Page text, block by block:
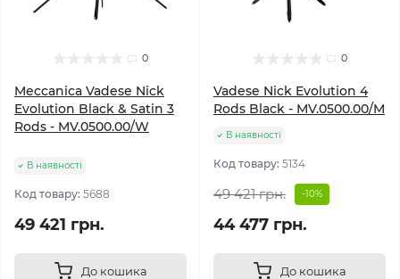
0
Meccanica Vadese Nick
Evolution Black & Satin 3
Rods - MV.0500.00/W
В наявності
Код товару: 5688
49 421 грн.
До кошика
0
Vadese Nick Evolution 4
Rods Black - MV.0500.00/M
В наявності
Код товару: 5134
49 421 грн. -10%
44 477 грн.
До кошика